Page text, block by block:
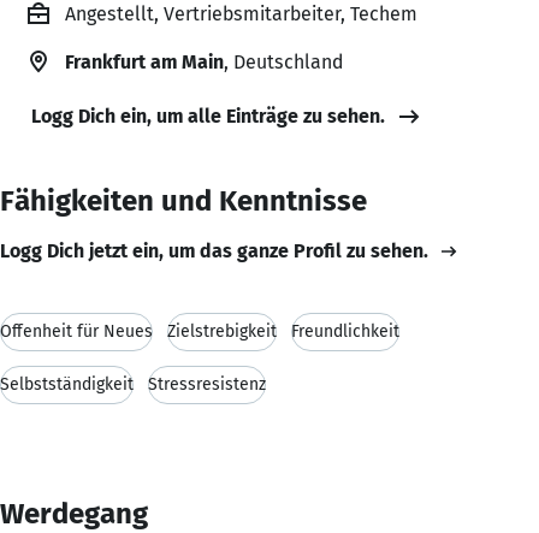
Angestellt, Vertriebsmitarbeiter, Techem
Frankfurt am Main, Deutschland
Logg Dich ein, um alle Einträge zu sehen.
Fähigkeiten und Kenntnisse
Logg Dich jetzt ein, um das ganze Profil zu sehen.
Offenheit für Neues Zielstrebigkeit Freundlichkeit
Selbstständigkeit Stressresistenz
Werdegang